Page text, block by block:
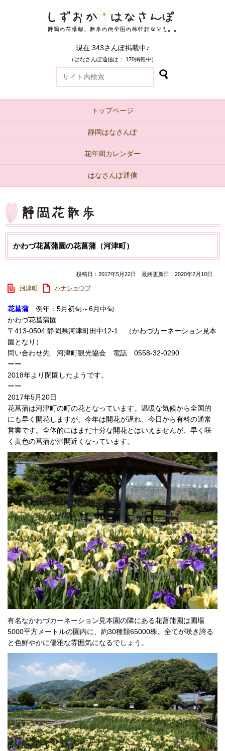
現在 343さんぽ掲載中♪
（はなさんぽ通信は： 170掲載中）
トップページ
静岡はなさんぽ
花年間カレンダー
はなさんぽ通信
かわづ花菖蒲園の花菖蒲（河津町）
投稿日：2017年5月22日 最終更新日：2020年2月10日
河津町 ハナショウブ
花菖蒲 例年：5月初旬～6月中旬
かわづ花菖蒲園
〒413-0504 静岡県河津町田中12-1 （かわづカーネーション見本
園となり）
問い合わせ先 河津町観光協会 電話 0558-32-0290
ーー
2018年より閉園したようです。
ーー
2017年5月20日
花菖蒲は河津町の町の花となっています。温暖な気候から全国的
にも早く開花しますが、今年は開花が遅れ、今日から有料の通常
営業です。全体的にはまだ十分な開花とはいえませんが、早く咲
く黄色の菖蒲が満開近くなっています。
有名なかわづカーネーション見本園の隣にある花菖蒲園は圃場
5000平方メートルの園内に、約30種類65000株。全てが咲き誇る
と色鮮やかに優雅な雰囲気になるでしょう。